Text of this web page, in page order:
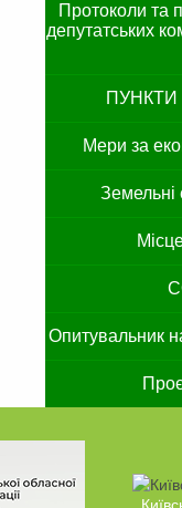
Протоколи та
депутатських
ПУНКТИ
Мери за
Земельні
Опитувальник